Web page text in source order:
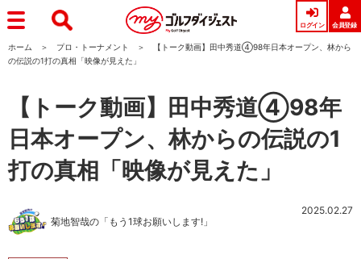
ログイン 会員登録
ホーム プロ・トーナメント
【トーク動画】田中秀道④98年日本オープン、林から
の伝説の1打の真相「映像が見えた」
【トーク動画】田中秀道④98年
日本オープン、林からの伝説の1
打の真相「映像が見えた」
菊地智哉の「もう1球お願いします!」
2025.02.27